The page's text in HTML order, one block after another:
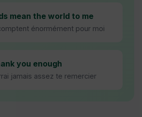
mean the world to me
énormément pour moi
you enough
jamais assez te remercier